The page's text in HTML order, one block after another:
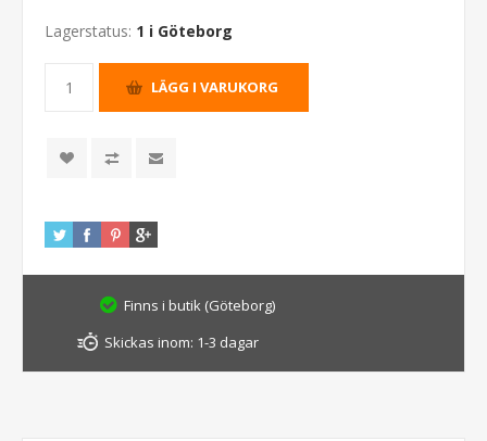
Lagerstatus: 1 i Göteborg
Finns i butik (Göteborg)
Skickas inom: 1-3 dagar